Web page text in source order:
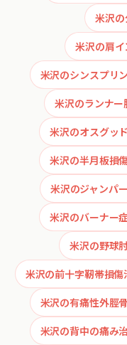
米沢
米沢の肩
米沢のシンスプリ
米沢のランナー
米沢のオスグッ
米沢の半月板損
米沢のジャンパ
米沢のバーナー
米沢の野球
米沢の前十字靭帯損傷
米沢の有痛性外脛
米沢の背中の痛み